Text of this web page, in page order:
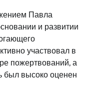
Павла
и развитии
участвовал в
пожертвований, а
был высоко оценен